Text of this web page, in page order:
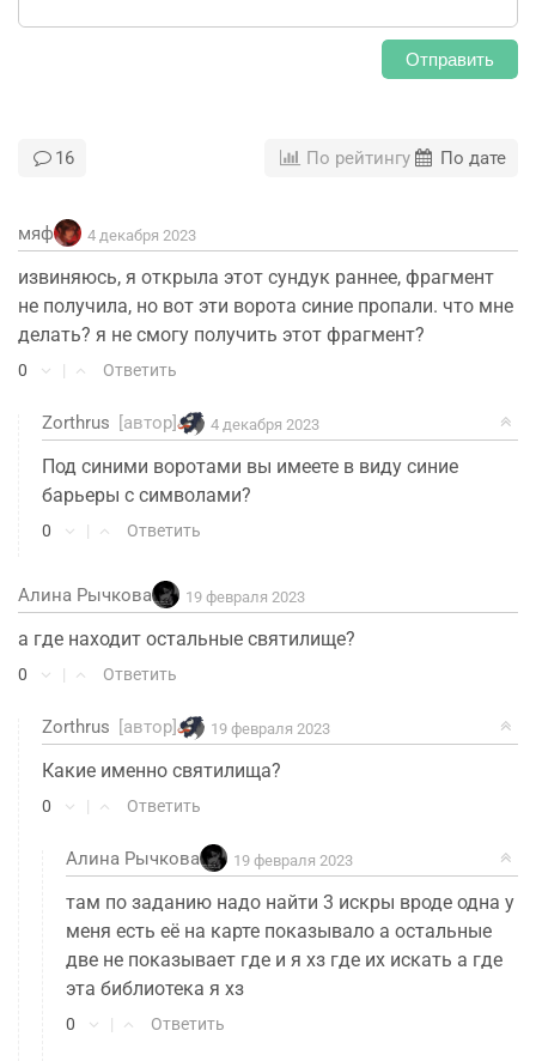
Отправить
16 По рейтингу По дате
мяф 4 декабря 2023
извиняюсь, я открыла этот сундук раннее, фрагмент
не получила, но вот эти ворота синие пропали. что мне
делать? я не смогу получить этот фрагмент?
0 | Ответить
Zorthrus [автор] 4 декабря 2023
Под синими воротами вы имеете в виду синие
барьеры с символами?
0 | Ответить
Алина Рычкова 19 февраля 2023
а где находит остальные святилище?
0 | Ответить
Zorthrus [автор] 19 февраля 2023
Какие именно святилища?
0 | Ответить
Алина Рычкова 19 февраля 2023
там по заданию надо найти 3 искры вроде одна у
меня есть её на карте показывало а остальные
две не показывает где и я хз где их искать а где
эта библиотека я хз
0 | Ответить